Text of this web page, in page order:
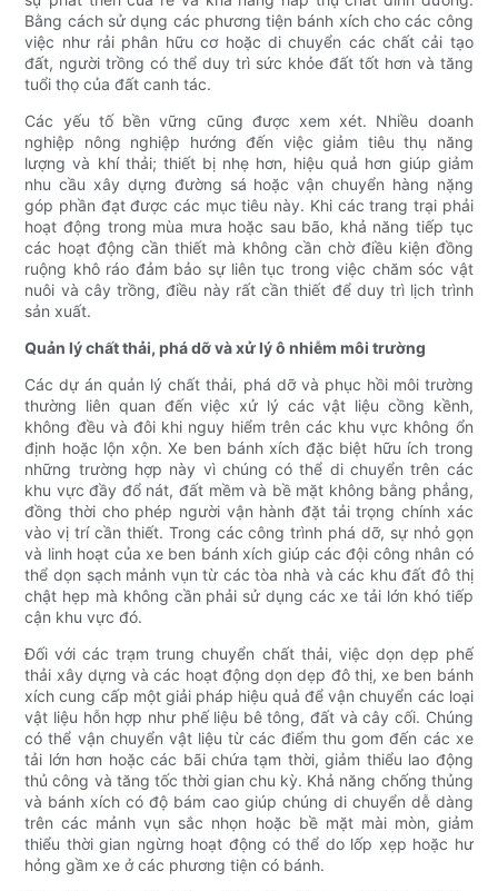
Bằng cách sử dụng các phương tiện bánh xích cho các công
việc như rải phân hữu cơ hoặc di chuyển các chất cải tạo
đất, người trồng có thể duy trì sức khỏe đất tốt hơn và tăng
tuổi thọ của đất canh tác.
Các yếu tố bền vững cũng được xem xét. Nhiều doanh
nghiệp nông nghiệp hướng đến việc giảm tiêu thụ năng
lượng và khí thải; thiết bị nhẹ hơn, hiệu quả hơn giúp giảm
nhu cầu xây dựng đường sá hoặc vận chuyển hàng nặng
góp phần đạt được các mục tiêu này. Khi các trang trại phải
hoạt động trong mùa mưa hoặc sau bão, khả năng tiếp tục
các hoạt động cần thiết mà không cần chờ điều kiện đồng
ruộng khô ráo đảm bảo sự liên tục trong việc chăm sóc vật
nuôi và cây trồng, điều này rất cần thiết để duy trì lịch trình
sản xuất.
Quản lý chất thải, phá dỡ và xử lý ô nhiễm môi trường
Các dự án quản lý chất thải, phá dỡ và phục hồi môi trường
thường liên quan đến việc xử lý các vật liệu cồng kềnh,
không đều và đôi khi nguy hiểm trên các khu vực không ổn
định hoặc lộn xộn. Xe ben bánh xích đặc biệt hữu ích trong
những trường hợp này vì chúng có thể di chuyển trên các
khu vực đầy đổ nát, đất mềm và bề mặt không bằng phẳng,
đồng thời cho phép người vận hành đặt tải trọng chính xác
vào vị trí cần thiết. Trong các công trình phá dỡ, sự nhỏ gọn
và linh hoạt của xe ben bánh xích giúp các đội công nhân có
thể dọn sạch mảnh vụn từ các tòa nhà và các khu đất đô thị
chật hẹp mà không cần phải sử dụng các xe tải lớn khó tiếp
cận khu vực đó.
Đối với các trạm trung chuyển chất thải, việc dọn dẹp phế
thải xây dựng và các hoạt động dọn dẹp đô thị, xe ben bánh
xích cung cấp một giải pháp hiệu quả để vận chuyển các loại
vật liệu hỗn hợp như phế liệu bê tông, đất và cây cối. Chúng
có thể vận chuyển vật liệu từ các điểm thu gom đến các xe
tải lớn hơn hoặc các bãi chứa tạm thời, giảm thiểu lao động
thủ công và tăng tốc thời gian chu kỳ. Khả năng chống thủng
và bánh xích có độ bám cao giúp chúng di chuyển dễ dàng
trên các mảnh vụn sắc nhọn hoặc bề mặt mài mòn, giảm
thiểu thời gian ngừng hoạt động có thể do lốp xẹp hoặc hư
hỏng gầm xe ở các phương tiện có bánh.